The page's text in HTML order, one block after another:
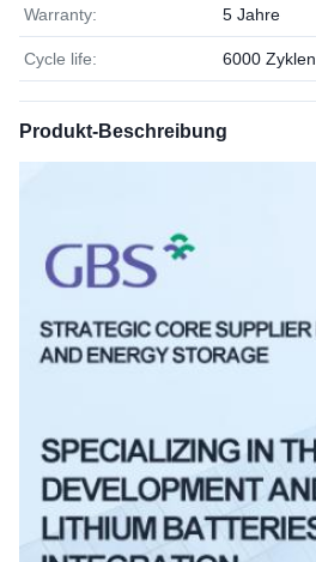
Warranty: 5 Jahre
Cycle life: 6000 Zyklen
Produkt-Beschreibung